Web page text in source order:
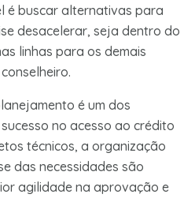
é buscar alternativas para
desacelerar, seja dentro do
linhas para os demais
é um dos
no acesso ao crédito
técnicos, a organização
das necessidades são
agilidade na aprovação e